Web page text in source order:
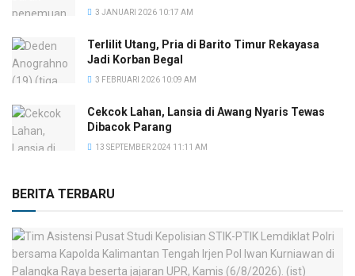
3 JANUARI 2026 10:17 AM
Terlilit Utang, Pria di Barito Timur Rekayasa
Jadi Korban Begal
3 FEBRUARI 2026 10:09 AM
Cekcok Lahan, Lansia di Awang Nyaris Tewas
Dibacok Parang
13 SEPTEMBER 2024 11:11 AM
BERITA TERBARU